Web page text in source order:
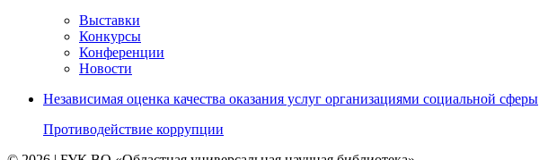
Выставки
Конкурсы
Конференции
Новости
Независимая оценка качества оказания услуг организациями социальной сферы
Противодействие коррупции